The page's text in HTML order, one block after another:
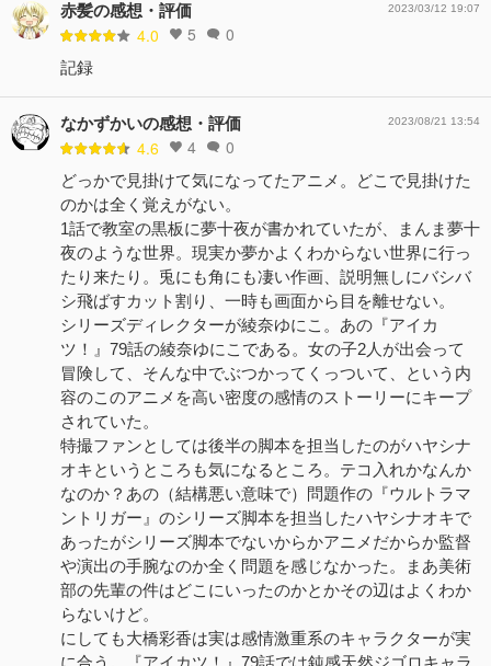
赤髪の感想・評価
4.0 5 0
2023/03/12 19:07
記録
なかずかいの感想・評価
4.6 4 0
2023/08/21 13:54
どっかで見掛けて気になってたアニメ。どこで見掛けた
のかは全く覚えがない。
1話で教室の黒板に夢十夜が書かれていたが、まんま夢十
夜のような世界。現実か夢かよくわからない世界に行っ
たり来たり。兎にも角にも凄い作画、説明無しにバシバ
シ飛ばすカット割り、一時も画面から目を離せない。
シリーズディレクターが綾奈ゆにこ。あの『アイカ
ツ！』79話の綾奈ゆにこである。女の子2人が出会って
冒険して、そんな中でぶつかってくっついて、という内
容のこのアニメを高い密度の感情のストーリーにキープ
されていた。
特撮ファンとしては後半の脚本を担当したのがハヤシナ
オキというところも気になるところ。テコ入れかなんか
なのか？あの（結構悪い意味で）問題作の『ウルトラマ
ントリガー』のシリーズ脚本を担当したハヤシナオキで
あったがシリーズ脚本でないからかアニメだからか監督
や演出の手腕なのか全く問題を感じなかった。まあ美術
部の先輩の件はどこにいったのかとかその辺はよくわか
らないけど。
にしても大橋彩香は実は感情激重系のキャラクターが実
に合う。『アイカツ！』79話では鈍感天然ジゴロキャラ